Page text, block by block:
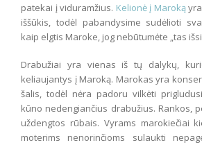
patekai į viduramžius. Kelionė į Maroką
iššūkis, todėl pabandysime sudėlioti
kaip elgtis Maroke, jog nebūtumėte „tas
Drabužiai yra vienas iš tų dalykų,
keliaujantys į Maroką. Marokas yra
šalis, todėl nėra padoru vilkėti
kūno nedengiančius drabužius. Rankos,
uždengtos rūbais. Vyrams marokiečiai
moterims nenorinčioms sulaukti